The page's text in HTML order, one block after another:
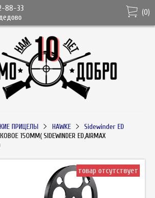
88-33
(0)
ПРИЦЕЛЫ HAWKE
Sidewinder ED
150ММ( SIDEWINDER ED,AIRMAX
товар отсутствует